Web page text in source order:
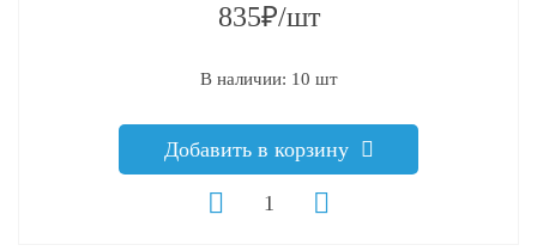
835₽/шт
В наличии: 10 шт
Добавить в корзину